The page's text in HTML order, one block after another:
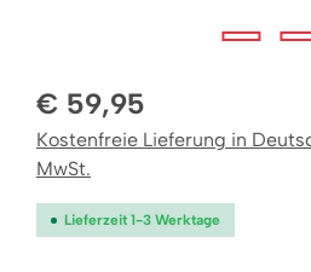
€ 59,95
Kostenfreie Lieferung in
MwSt.
Lieferzeit 1-3 Werktage